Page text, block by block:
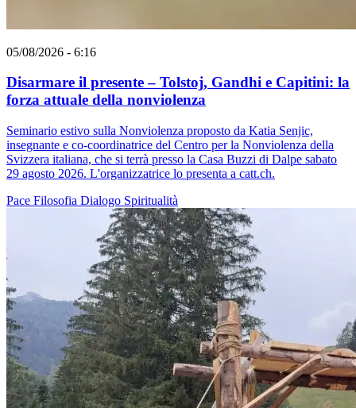
05/08/2026 - 6:16
Disarmare il presente – Tolstoj, Gandhi e Capitini: la
forza attuale della nonviolenza
Seminario estivo sulla Nonviolenza proposto da Katia Senjic,
insegnante e co-coordinatrice del Centro per la Nonviolenza della
Svizzera italiana, che si terrà presso la Casa Buzzi di Dalpe sabato
29 agosto 2026. L'organizzatrice lo presenta a catt.ch.
Pace Filosofia Dialogo Spiritualità